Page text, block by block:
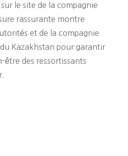
le site de la compagnie
rassurante montre
et de la compagnie
Kazakhstan pour garantir
être des ressortissants